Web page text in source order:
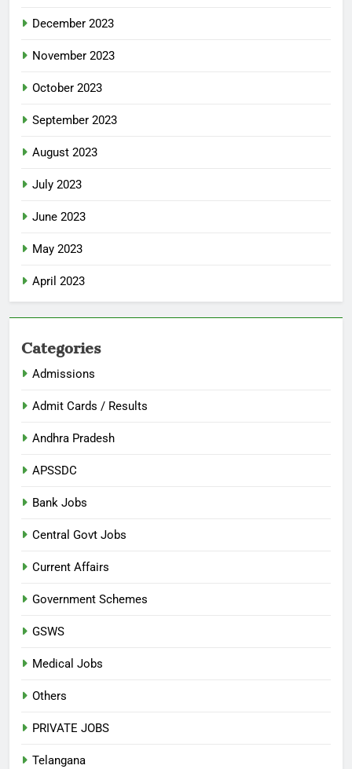
December 2023
November 2023
October 2023
September 2023
August 2023
July 2023
June 2023
May 2023
April 2023
Categories
Admissions
Admit Cards / Results
Andhra Pradesh
APSSDC
Bank Jobs
Central Govt Jobs
Current Affairs
Government Schemes
GSWS
Medical Jobs
Others
PRIVATE JOBS
Telangana